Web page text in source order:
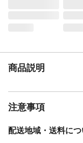
商品説明
注意事項
配送地域・送料につ